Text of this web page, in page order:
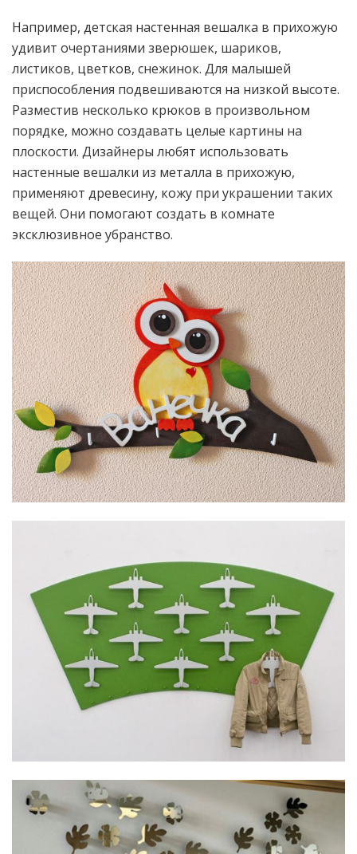
Например, детская настенная вешалка в прихожую
удивит очертаниями зверюшек, шариков,
листиков, цветков, снежинок. Для малышей
приспособления подвешиваются на низкой высоте.
Разместив несколько крюков в произвольном
порядке, можно создавать целые картины на
плоскости. Дизайнеры любят использовать
настенные вешалки из металла в прихожую,
применяют древесину, кожу при украшении таких
вещей. Они помогают создать в комнате
эксклюзивное убранство.